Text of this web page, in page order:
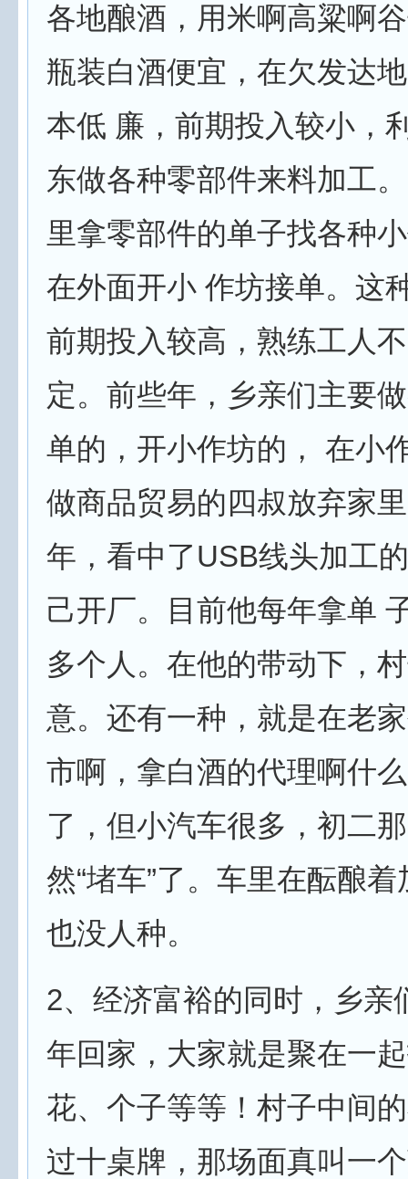
各地酿酒，用米啊高粱啊
瓶装白酒便宜，在欠发达
本低 廉，前期投入较小，
东做各种零部件来料加工
里拿零部件的单子找各种
在外面开小 作坊接单。这
前期投入较高，熟练工人
定。前些年，乡亲们主要
单的，开小作坊的， 在小
做商品贸易的四叔放弃家
年，看中了USB线头加工
己开厂。目前他每年拿单
多个人。在他的带动下，
意。还有一种，就是在老
市啊，拿白酒的代理啊什
了，但小汽车很多，初二
然“堵车”了。车里在酝酿
也没人种。
2、经济富裕的同时，乡
年回家，大家就是聚在一
花、个子等等！村子中间
过十桌牌，那场面真叫一